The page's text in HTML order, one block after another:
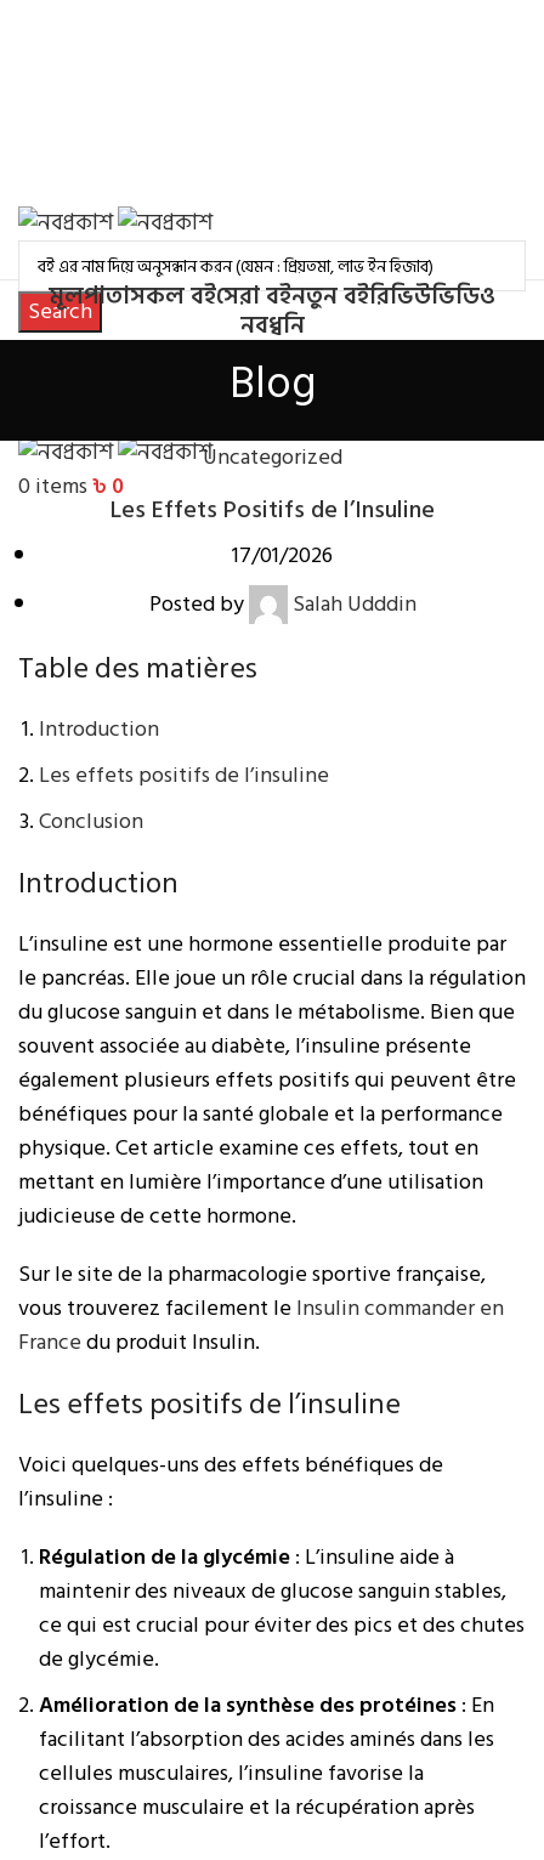
Search
Login / Register
0items৳ 0
মূলপাতাসকল বইসেরা বইনতুন বইরিভিউভিডিও
নবধ্বনি
Blog
Uncategorized
Les Effets Positifs de l’Insuline
17/01/2026
Posted by
Salah Udddin
Table des matières
Introduction
Les effets positifs de l’insuline
Conclusion
Introduction
L’insuline est une hormone essentielle produite par
le pancréas. Elle joue un rôle crucial dans la régulation
du glucose sanguin et dans le métabolisme. Bien que
souvent associée au diabète, l’insuline présente
également plusieurs effets positifs qui peuvent être
bénéfiques pour la santé globale et la performance
physique. Cet article examine ces effets, tout en
mettant en lumière l’importance d’une utilisation
judicieuse de cette hormone.
Sur le site de la pharmacologie sportive française,
vous trouverez facilement leInsulin commander en
Francedu produit Insulin.
Les effets positifs de l’insuline
Voici quelques-uns des effets bénéfiques de
l’insuline :
Régulation de la glycémie: L’insuline aide à
maintenir des niveaux de glucose sanguin stables,
ce qui est crucial pour éviter des pics et des chutes
de glycémie.
Amélioration de la synthèse des protéines: En
facilitant l’absorption des acides aminés dans les
cellules musculaires, l’insuline favorise la
croissance musculaire et la récupération après
l’effort.